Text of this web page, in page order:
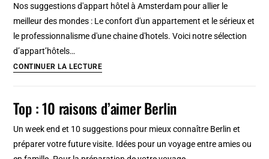
(tente,
camping
car)
Nos suggestions d'appart hôtel à Amsterdam pour allier le
meilleur des mondes : Le confort d'un appartement et le sérieux et
le professionnalisme d'une chaine d'hotels. Voici notre sélection
d’appart’hôtels…
CONTINUER LA LECTUREAppart
Amsterdam
:
8
adresses
Top : 10 raisons d’aimer Berlin
Un week end et 10 suggestions pour mieux connaître Berlin et
préparer votre future visite. Idées pour un voyage entre amies ou